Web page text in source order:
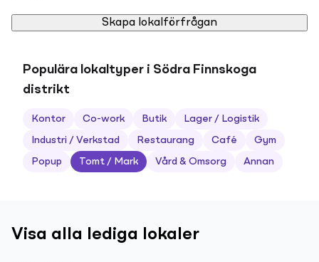
Skapa lokalförfrågan
Populära lokaltyper i Södra Finnskoga
distrikt
Kontor Co-work Butik Lager / Logistik
Industri / Verkstad Restaurang Café Gym
Popup Tomt / Mark Vård & Omsorg Annan
Visa alla lediga lokaler